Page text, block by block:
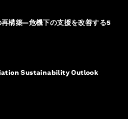
再構築―危機下の支援を改善する5
Sustainability Outlook